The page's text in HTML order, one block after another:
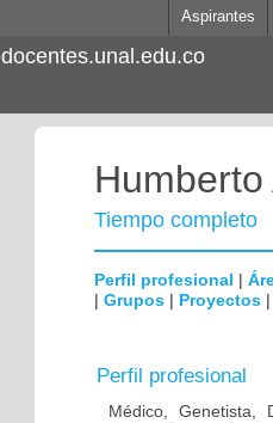
Aspirantes
docentes.unal.edu.co
Tiempo completo
Perfil profesional |
| Grupos | Proyectos
Perfil profesional
Médico, Genetista,